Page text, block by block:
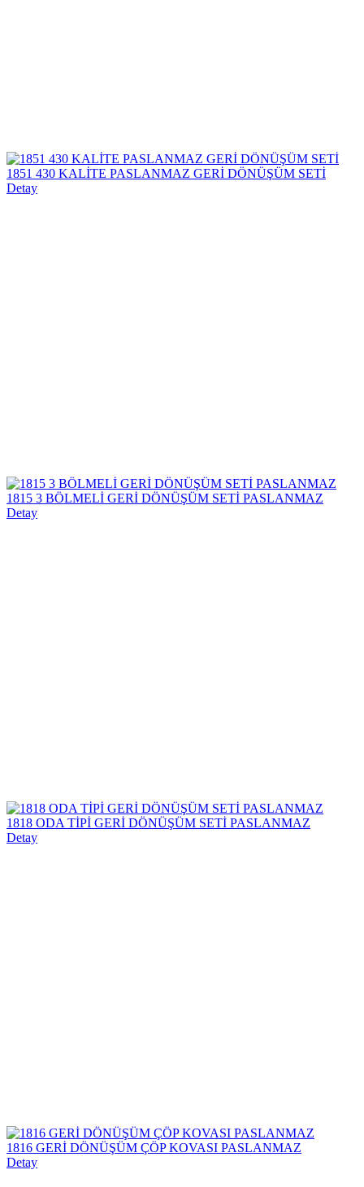
1851 430 KALİTE PASLANMAZ GERİ DÖNÜŞÜM SETİ
Detay
1815 3 BÖLMELİ GERİ DÖNÜŞÜM SETİ PASLANMAZ
Detay
1818 ODA TİPİ GERİ DÖNÜŞÜM SETİ PASLANMAZ
Detay
1816 GERİ DÖNÜŞÜM ÇÖP KOVASI PASLANMAZ
Detay